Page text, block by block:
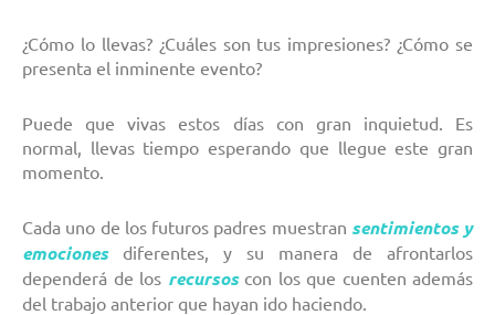
¿Cómo lo llevas? ¿Cuáles son tus impresiones? ¿Cómo se
presenta el inminente evento?
Puede que vivas estos días con gran inquietud. Es
normal, llevas tiempo esperando que llegue este gran
momento.
Cada uno de los futuros padres muestran sentimientos y
emocionesdiferentes, y su manera de afrontarlos
dependerá de los recursoscon los que cuenten además
del trabajo anterior que hayan ido haciendo.